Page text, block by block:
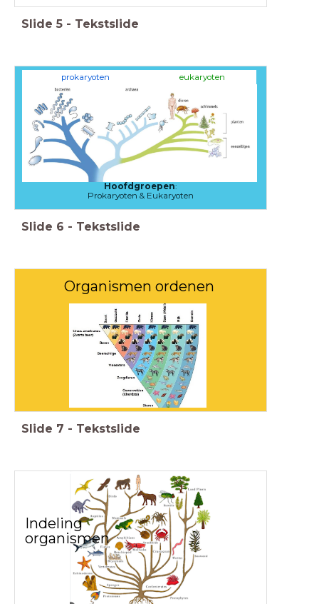
Slide 5 - Tekstslide
Hoofdgroepen:
Prokaryoten & Eukaryoten
prokaryoten eukaryoten
Slide 6 - Tekstslide
Organismen ordenen
Slide 7 - Tekstslide
Indeling
organismen